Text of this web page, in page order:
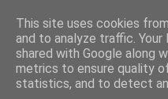
This site uses cookies
and to analyze traffic.
shared with Google along
metrics to ensure quality
statistics, and to detect